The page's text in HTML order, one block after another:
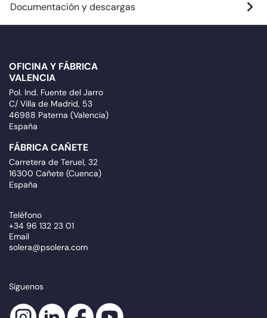
Documentación y descargas
OFICINA Y FÁBRICA
VALENCIA
Pol. Ind. Fuente del Jarro
C/ Villa de Madrid, 53
46988 Paterna (Valencia)
España
FÁBRICA CAÑETE
Carretera de Teruel, 32
16300 Cañete (Cuenca)
España
Teléfono
+34 96 132 23 01
Email
solera@psolera.com
Síguenos